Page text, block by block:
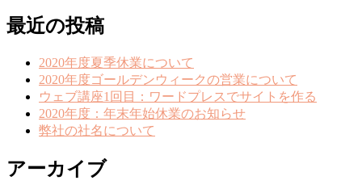
最近の投稿
2020年度夏季休業について
2020年度ゴールデンウィークの営業について
ウェブ講座1回目：ワードプレスでサイトを作る
2020年度：年末年始休業のお知らせ
弊社の社名について
アーカイブ